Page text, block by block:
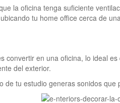
la oficina tenga suficiente
tu home office cerca de
convertir en una oficina, lo ideal
del exterior.
de tu estudio generas sonidos